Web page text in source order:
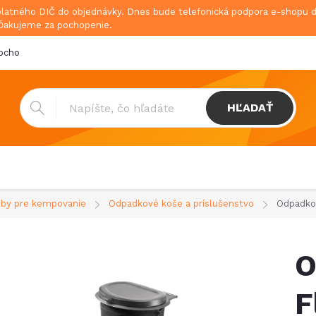
DIČ do objednávky. Dnes bude telefonická podpora e-
za pochopenie.
podmienky
HĽADAŤ
pre kempovanie Odpadkové koše a príslušenstvo